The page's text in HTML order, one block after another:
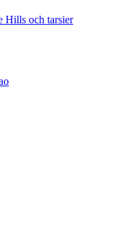
Hills och tarsier